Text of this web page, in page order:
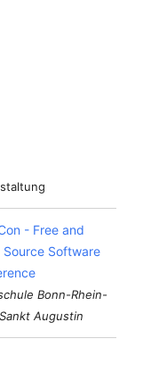
- Free and
Source Software
Bonn-Rhein-
Augustin